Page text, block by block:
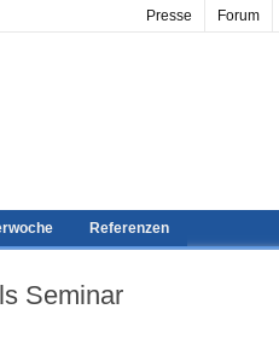
Presse Forum
Referenzen
Seminar